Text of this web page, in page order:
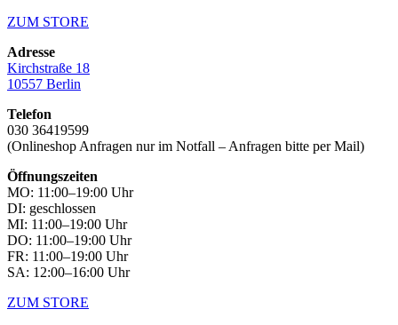
ZUM STORE
Adresse
Kirchstraße 18
10557 Berlin
Telefon
030 36419599
(Onlineshop Anfragen nur im Notfall – Anfragen bitte per Mail)
Öffnungszeiten
MO: 11:00–19:00 Uhr
DI: geschlossen
MI: 11:00–19:00 Uhr
DO: 11:00–19:00 Uhr
FR: 11:00–19:00 Uhr
SA: 12:00–16:00 Uhr
ZUM STORE